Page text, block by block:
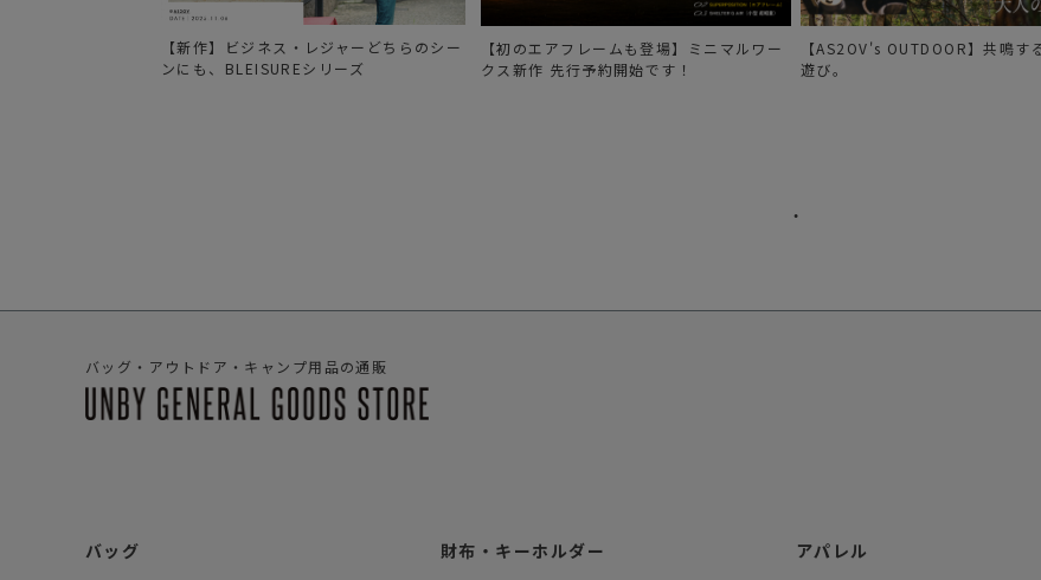
【新作】ビジネス・レジャーどちらのシー
ンにも、BLEISUREシリーズ
【初のエアフレームも登場】ミニマルワー
クス新作 先行予約開始です！
【AS2OV's OUTDOOR】共鳴す
遊び。
バッグ・アウトドア・キャンプ用品の通販
バッグ 財布・キーホルダー アパレル